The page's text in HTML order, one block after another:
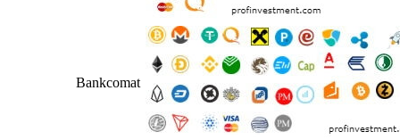
Bankcomat